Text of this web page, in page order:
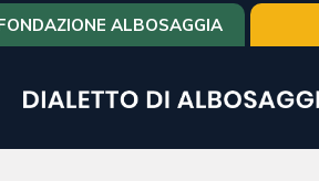
ALBOSAGGIA